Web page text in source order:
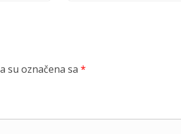
su označena sa *